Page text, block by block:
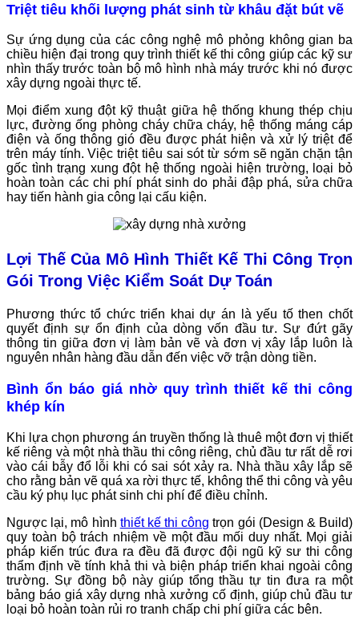
Triệt tiêu khối lượng phát sinh từ khâu đặt bút vẽ
Sự ứng dụng của các công nghệ mô phỏng không gian ba
chiều hiện đại trong quy trình thiết kế thi công giúp các kỹ sư
nhìn thấy trước toàn bộ mô hình nhà máy trước khi nó được
xây dựng ngoài thực tế.
Mọi điểm xung đột kỹ thuật giữa hệ thống khung thép chịu
lực, đường ống phòng cháy chữa cháy, hệ thống máng cáp
điện và ống thông gió đều được phát hiện và xử lý triệt để
trên máy tính. Việc triệt tiêu sai sót từ sớm sẽ ngăn chặn tận
gốc tình trạng xung đột hệ thống ngoài hiện trường, loại bỏ
hoàn toàn các chi phí phát sinh do phải đập phá, sửa chữa
hay tiến hành gia công lại cấu kiện.
Lợi Thế Của Mô Hình Thiết Kế Thi Công Trọn
Gói Trong Việc Kiểm Soát Dự Toán
Phương thức tổ chức triển khai dự án là yếu tố then chốt
quyết định sự ổn định của dòng vốn đầu tư. Sự đứt gãy
thông tin giữa đơn vị làm bản vẽ và đơn vị xây lắp luôn là
nguyên nhân hàng đầu dẫn đến việc vỡ trận dòng tiền.
Bình ổn báo giá nhờ quy trình thiết kế thi công
khép kín
Khi lựa chọn phương án truyền thống là thuê một đơn vị thiết
kế riêng và một nhà thầu thi công riêng, chủ đầu tư rất dễ rơi
vào cái bẫy đổ lỗi khi có sai sót xảy ra. Nhà thầu xây lắp sẽ
cho rằng bản vẽ quá xa rời thực tế, không thể thi công và yêu
cầu ký phụ lục phát sinh chi phí để điều chỉnh.
Ngược lại, mô hình thiết kế thi công trọn gói (Design & Build)
quy toàn bộ trách nhiệm về một đầu mối duy nhất. Mọi giải
pháp kiến trúc đưa ra đều đã được đội ngũ kỹ sư thi công
thẩm định về tính khả thi và biện pháp triển khai ngoài công
trường. Sự đồng bộ này giúp tổng thầu tự tin đưa ra một
bảng báo giá xây dựng nhà xưởng cố định, giúp chủ đầu tư
loại bỏ hoàn toàn rủi ro tranh chấp chi phí giữa các bên.